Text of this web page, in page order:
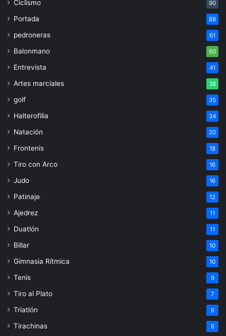
Ciclismo 90
Portada 88
pedroneras 61
Balonmano 60
Entrevista 41
Artes marciales 38
golf 35
Halterofilia 34
Natación 20
Frontenis 18
Tiro con Arco 16
Judo 16
Patinaje 12
Ajedrez 11
Duatlón 11
Billar 10
Gimnasia Rítmica 10
Tenis 9
Tiro al Plato 7
Triatlón 6
Tirachinas 6